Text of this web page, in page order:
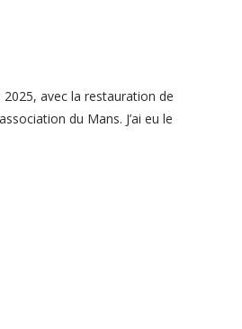
avec la restauration de
du Mans. J’ai eu le